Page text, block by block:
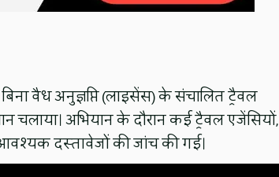
वैध अनुज्ञप्ति (लाइसेंस) के संचालित ट्रैवल
चलाया। अभियान के दौरान कई ट्रैवल एजेंसियों,
आवश्यक दस्तावेजों की जांच की गई।